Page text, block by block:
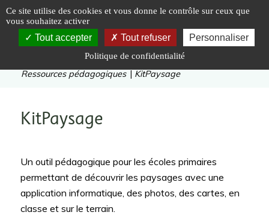
Accueil | Eduquer |
Ressources pédagogiques | KitPaysage
KitPaysage
Un outil pédagogique pour les écoles primaires
permettant de découvrir les paysages avec une
application informatique, des photos, des cartes, en
classe et sur le terrain.
Panneau de gestion des cookies
Ce site utilise des cookies et vous donne le contrôle sur ceux que
vous souhaitez activer
Tout accepter Tout refuser Personnaliser
Politique de confidentialité